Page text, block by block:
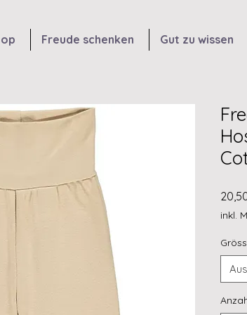
Freude schenken Gut zu wissen
inkl.